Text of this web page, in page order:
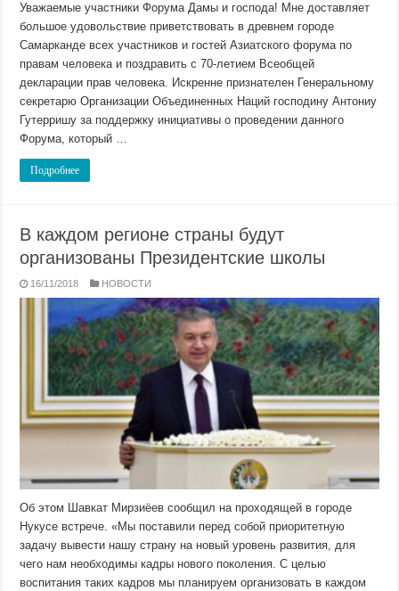
Уважаемые участники Форума Дамы и господа! Мне доставляет
большое удовольствие приветствовать в древнем городе
Самарканде всех участников и гостей Азиатского форума по
правам человека и поздравить с 70-летием Всеобщей
декларации прав человека. Искренне признателен Генеральному
секретарю Организации Объединенных Наций господину Антониу
Гутерришу за поддержку инициативы о проведении данного
Форума, который …
Подробнее
В каждом регионе страны будут
организованы Президентские школы
16/11/2018 НОВОСТИ
Об этом Шавкат Мирзиёев сообщил на проходящей в городе
Нукусе встрече. «Мы поставили перед собой приоритетную
задачу вывести нашу страну на новый уровень развития, для
чего нам необходимы кадры нового поколения. С целью
воспитания таких кадров мы планируем организовать в каждом